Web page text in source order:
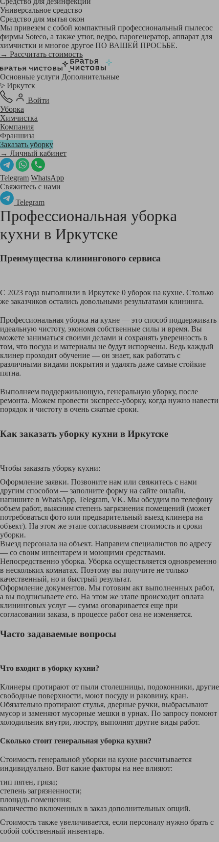
Универсальное средство
Средство для мытья окон
Мы привезем с собой компактный профессиональный пылесос
фирмы Soteco, а также утюг, ведро, парогенератор, аппарат для
химчистки и многое другое ПО ВАШЕЙ ПРОСЬБЕ.
→ Рассчитать стоимость
Основные услуги Дополнительные
Иркутск
Войти
Уборка
Химчистка
Компания
Франшиза
Заказать уборку
→ Личный кабинет
Telegram WhatsApp
Свяжитесь с нами
Telegram
Профессиональная уборка
кухни в Иркутске
Преимущества клинингового сервиса
С 2023 года выполнили в Иркутске 0 уборок на кухне. Столько
же заказчиков остались довольными результатами клининга.
Профессиональная уборка на кухне — это способ поддерживать
идеальную чистоту, экономя собственные силы и время. Вы
можете заниматься своими делами и сохранять уверенность в
том, что посуда и материалы не будут испорчены. Ведь каждый
клинер проходит обучение — он знает, как работать с
различными видами покрытия и удалять даже самые стойкие
пятна.
Выполняем поддерживающую, генеральную уборку, после
ремонта. Можем провести экспресс-уборку, когда нужно навести
порядок и чистоту в очень сжатые сроки.
Как заказать уборку кухни в Иркутске
Чтобы заказать уборку кухни:
Оформление заявки. Позвоните нам или свяжитесь с нами
другим способом — заполните форму на сайте онлайн,
напишите в WhatsApp, Telegram, VK. Мы обсудим по телефону
объем работ, выясним степень загрязнения помещений (может
потребоваться фото или предварительный выезд клинера на
объект). На этом же этапе согласовываем стоимость и сроки
уборки.
Выезд персонала на объект. Направим специалистов по адресу
— со своим инвентарем и моющими средствами.
Непосредственно уборка. Уборка осуществляется одновременно
в нескольких комнатах. Поэтому вы получите не только
качественный, но и быстрый результат.
Оформление документов. Мы готовим акт выполненных работ,
а вы подписываете его. На этом же этапе происходит оплата
клининговых услуг — сумма оговаривается еще при
согласовании заказа, в процессе работ она не изменяется.
Часто задаваемые вопросы
Что входит в уборку кухни?
Клинеры протирают от пыли столешницы, подоконники, другие
свободные поверхности, моют посуду и раковину, кран.
Обязательно протирают стулья, дверные ручки, выбрасывают
мусор и заменяют мусорные мешки в урнах. По запросу помоют
холодильник внутри, люстру, выполнят другие виды работ.
Сколько стоит генеральная уборка кухни?
Стоимость генеральной уборки на кухне рассчитывается
индивидуально. Вот какие факторы на нее влияют:
тип пятен, грязи;
степень загрязненности;
площадь помещения;
количество включенных в заказ дополнительных опций.
Стоимость также увеличивается, если персоналу нужно брать с
собой собственный инвентарь.